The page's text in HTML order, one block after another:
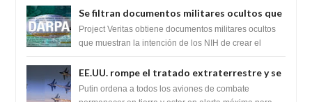
Se filtran documentos militares ocultos que
muestran la intención de los NIH de crear el
SARS-CoV-2, utilizando la investigación de
Project Veritas obtiene documentos militares ocultos
que muestran la intención de los NIH de crear el
EE.UU. rompe el tratado extraterrestre y se
prepara para destruir el misterioso satélite
Putin ordena a todos los aviones de combate